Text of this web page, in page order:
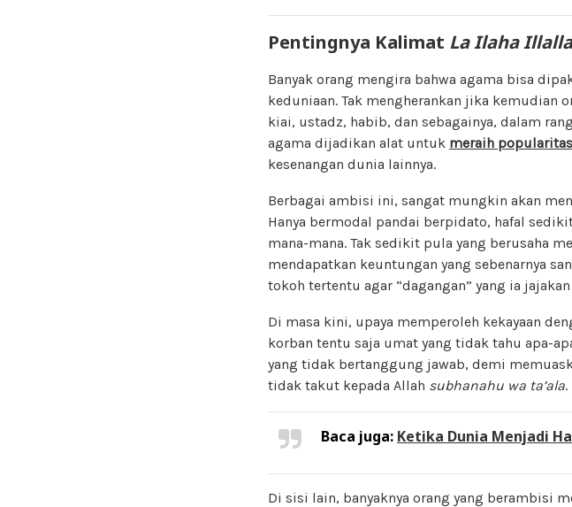
Pentingnya Kalimat La Ilaha
Banyak orang mengira bahwa agama bisa
keduniaan. Tak mengherankan jika
kiai, ustadz, habib, dan sebagainya, dalam
agama dijadikan alat untuk meraih popularitas
kesenangan dunia lainnya.
Berbagai ambisi ini, sangat mungkin akan
Hanya bermodal pandai berpidato, hafal
mana-mana. Tak sedikit pula yang berusaha
mendapatkan keuntungan yang sebenarnya
tokoh tertentu agar “dagangan” yang ia
Di masa kini, upaya memperoleh kekayaan
korban tentu saja umat yang tidak tahu apa-
yang tidak bertanggung jawab, demi
tidak takut kepada Allah subhanahu wa ta’ala
Baca juga: Ketika Dunia Menjadi
Di sisi lain, banyaknya orang yang berambisi